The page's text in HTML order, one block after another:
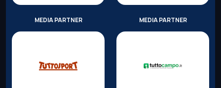
MEDIA PARTNER MEDIA PARTNER